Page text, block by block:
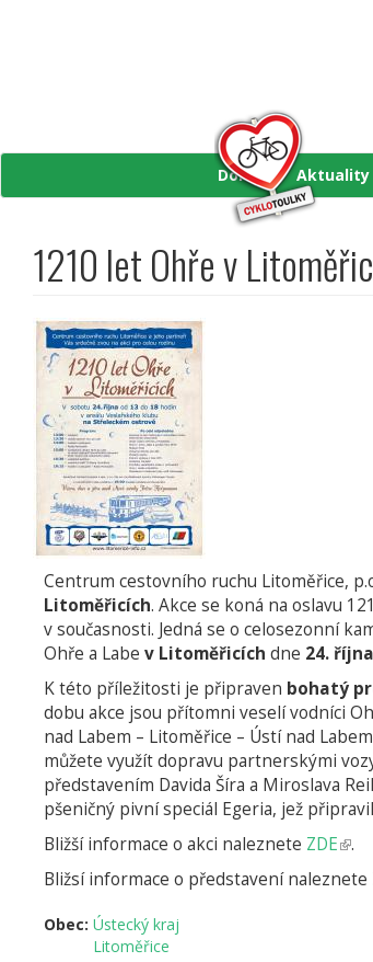
Domů Aktuality
1210 let Ohře v
Centrum cestovního ruchu Litoměřice,
Litoměřicích. Akce se koná na oslavu
v současnosti. Jedná se o celosezonní
Ohře a Labe v Litoměřicích dne 24.
K této příležitosti je připraven bohatý
dobu akce jsou přítomni veselí vodníci
nad Labem – Litoměřice – Ústí nad
můžete využít dopravu partnerskými
představením Davida Šíra a Miroslava
pšeničný pivní speciál Egeria, jež
Bližší informace o akci naleznete ZDE
.
Bližsí informace o představení naleznete
Obec: Ústecký kraj
Litoměřice